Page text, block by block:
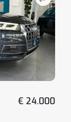
€ 24.000